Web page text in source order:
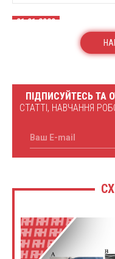
01.01.2020
Сірант Юрій
★ ★ ★ ★ ★
ПІДПИСУЙТЕСЬ ТА
СТАТТІ, НАВЧАННЯ
Ваш E-mail